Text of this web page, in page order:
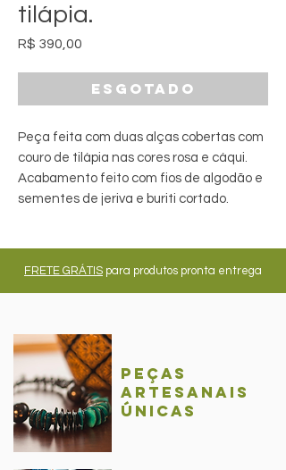
tilápia.
R$ 390,00
Esgotado
Peça feita com duas alças cobertas com
couro de tilápia nas cores rosa e cáqui.
Acabamento feito com fios de algodão e
sementes de jeriva e buriti cortado.
FRETE GRÁTIS para produtos pronta entrega
Peças
Artesanais
únicas